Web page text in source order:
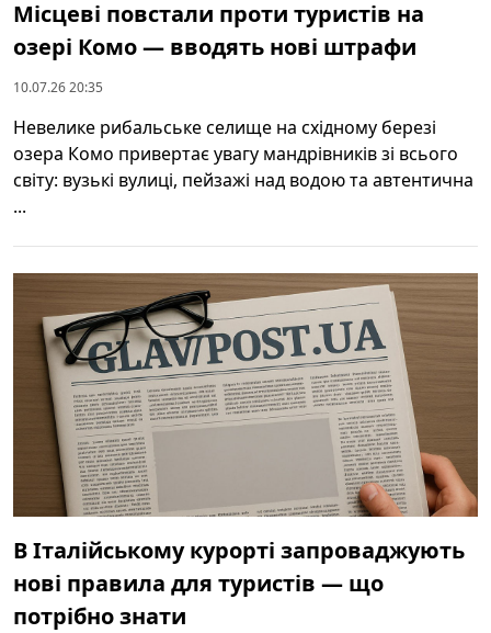
Місцеві повстали проти туристів на
озері Комо — вводять нові штрафи
10.07.26 20:35
Невелике рибальське селище на східному березі
озера Комо привертає увагу мандрівників зі всього
світу: вузькі вулиці, пейзажі над водою та автентична
...
В Італійському курорті запроваджують
нові правила для туристів — що
потрібно знати